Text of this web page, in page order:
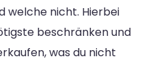
welche nicht. Hierbei
beschränken und
was du nicht